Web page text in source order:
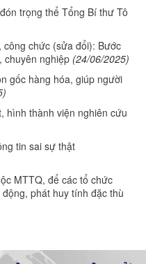
trọng thể Tổng Bí thư Tô
công chức (sửa đổi): Bước
chuyên nghiệp (24/06/2025)
gốc hàng hóa, giúp người
hình thành viện nghiên cứu
tin sai sự thật
MTTQ, để các tổ chức
phát huy tính đặc thù